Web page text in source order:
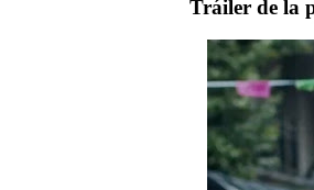
Tráiler de la